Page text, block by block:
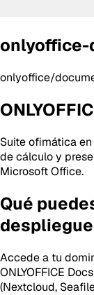
onlyoffice-
onlyoffice/
Suite ofimática
de cálculo y
Microsoft Office.
Qué
despliegue
Accede a tu
ONLYOFFICE
(Nextcloud,